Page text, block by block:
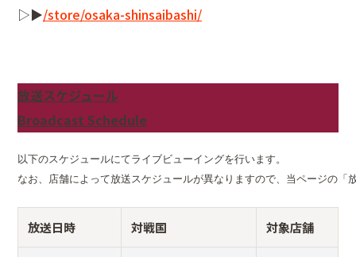
▷▶︎/store/osaka-shinsaibashi/
放送スケジュール
Broadcast Schedule
以下のスケジュールにてライブビューイングを行います。
放送日時 対戦国 対象店舗